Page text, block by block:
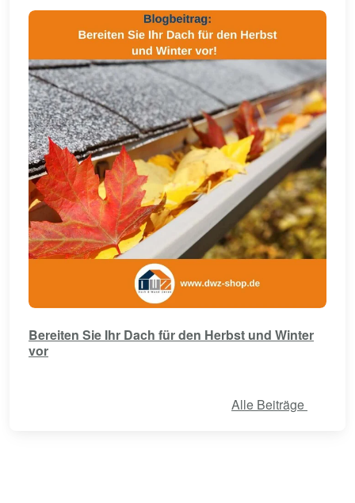
Bereiten Sie Ihr Dach für den Herbst und Winter
vor
Alle Beiträge